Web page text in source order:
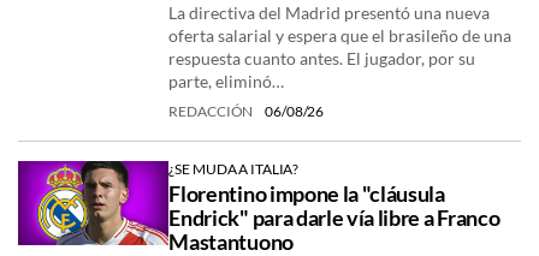
La directiva del Madrid presentó una nueva
oferta salarial y espera que el brasileño de una
respuesta cuanto antes. El jugador, por su
parte, eliminó…
REDACCIÓN 06/08/26
¿SE MUDA A ITALIA?
Florentino impone la "cláusula
Endrick" para darle vía libre a Franco
Mastantuono